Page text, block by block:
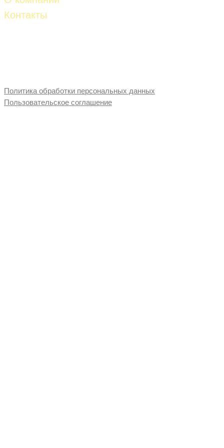
Контакты
Политика обработки персональных данных
Пользовательское соглашение